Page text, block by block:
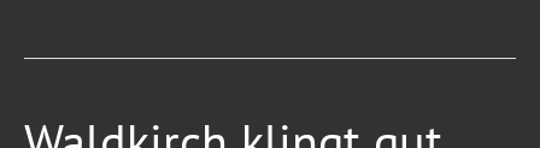
Waldkirch